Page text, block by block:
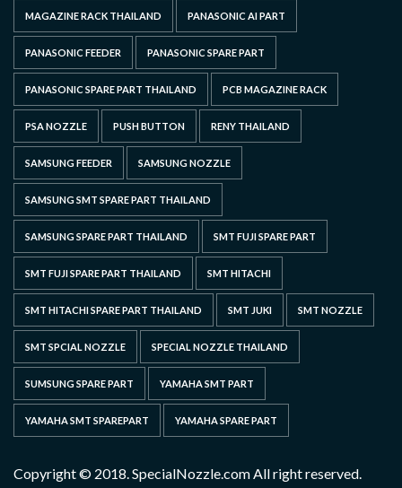
MAGAZINE RACK THAILAND PANASONIC AI PART
PANASONIC FEEDER PANASONIC SPARE PART
PANASONIC SPARE PART THAILAND PCB MAGAZINE RACK
PSA NOZZLE PUSH BUTTON RENY THAILAND
SAMSUNG FEEDER SAMSUNG NOZZLE
SAMSUNG SMT SPARE PART THAILAND
SAMSUNG SPARE PART THAILAND SMT FUJI SPARE PART
SMT FUJI SPARE PART THAILAND SMT HITACHI
SMT HITACHI SPARE PART THAILAND SMT JUKI SMT NOZZLE
SMT SPCIAL NOZZLE SPECIAL NOZZLE THAILAND
SUMSUNG SPARE PART YAMAHA SMT PART
YAMAHA SMT SPAREPART YAMAHA SPARE PART
Copyright © 2018. SpecialNozzle.com All right reserved.